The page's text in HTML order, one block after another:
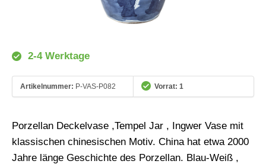
2-4 Werktage
Artikelnummer: P-VAS-P082 Vorrat: 1
Porzellan Deckelvase ,Tempel Jar , Ingwer Vase mit
klassischen chinesischen Motiv. China hat etwa 2000
Jahre länge Geschichte des Porzellan. Blau-Weiß ,